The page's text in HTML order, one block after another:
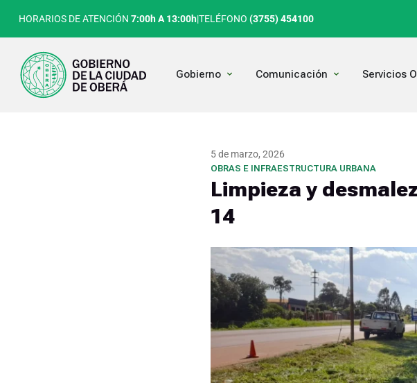
HORARIOS DE ATENCIÓN 7:00h A 13:00h|TELÉFONO (3755) 454100
Gobierno Open Gobierno
Comunicación OpenServicios
5 de marzo, 2026
OBRAS E INFRAESTRUCTURA URBANA
Limpieza y
14